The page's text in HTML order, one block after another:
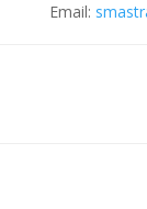
Email: